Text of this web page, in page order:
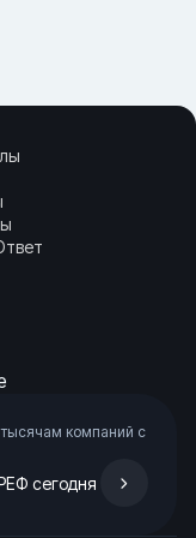
в Самаре.
40
всего?
футов (складной)
компаний с
сегодня